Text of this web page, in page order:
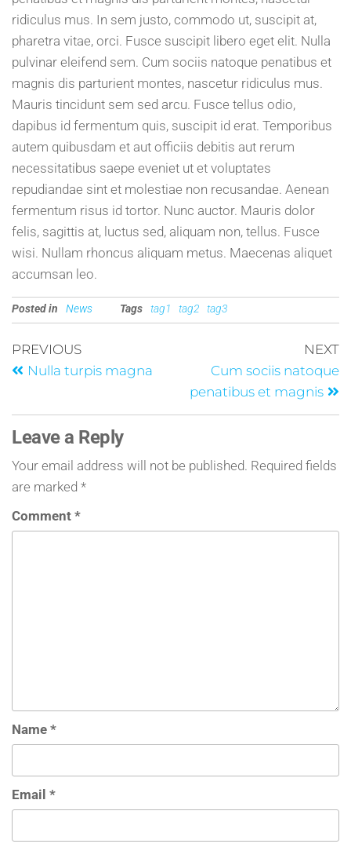
ridiculus mus. In sem justo, commodo ut, suscipit at,
pharetra vitae, orci. Fusce suscipit libero eget elit. Nulla
pulvinar eleifend sem. Cum sociis natoque penatibus et
magnis dis parturient montes, nascetur ridiculus mus.
Mauris tincidunt sem sed arcu. Fusce tellus odio,
dapibus id fermentum quis, suscipit id erat. Temporibus
autem quibusdam et aut officiis debitis aut rerum
necessitatibus saepe eveniet ut et voluptates
repudiandae sint et molestiae non recusandae. Aenean
fermentum risus id tortor. Nunc auctor. Mauris dolor
felis, sagittis at, luctus sed, aliquam non, tellus. Fusce
wisi. Nullam rhoncus aliquam metus. Maecenas aliquet
accumsan leo.
Posted in News Tags tag1 tag2 tag3
PREVIOUS
Nulla turpis magna
NEXT
Cum sociis natoque
penatibus et magnis
Leave a Reply
Your email address will not be published. Required fields
are marked *
Comment *
Name *
Email *